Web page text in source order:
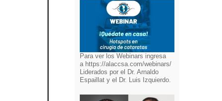
Para ver los Webinars ingresa
a https://alaccsa.com/webinars/
Liderados por el Dr. Arnaldo
Espaillat y el Dr. Luis Izquierdo.